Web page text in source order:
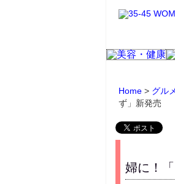
Home > グル
ず」新発売
婦に！